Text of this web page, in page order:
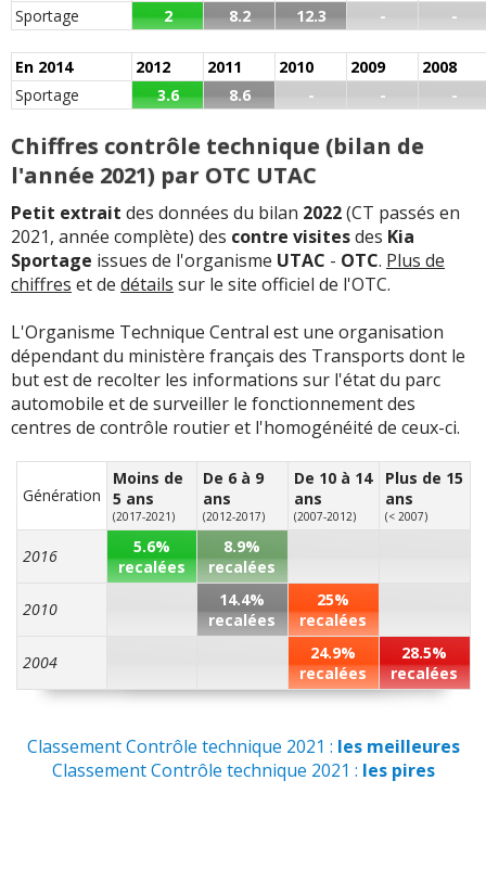
Sportage
2 8.2 12.3 - -
En 2014 2012 2011 2010 2009
2008
Sportage
3.6 8.6 - - -
Chiffres contrôle technique (bilan de
l'année 2021) par OTC UTAC
Petit extrait des données du bilan 2022(CT passés en
2021, année complète) des contre visitesdes Kia
Sportage issues de l'organisme UTAC - OTC. Plus de
chiffres et de détails sur le site officiel de l'OTC.
L'Organisme Technique Central est une organisation
dépendant du ministère français des Transports dont le
but est de recolter les informations sur l'état du parc
automobile et de surveiller le fonctionnement des
centres de contrôle routier et l'homogénéité de ceux-ci.
Génération
Moins de
5 ans
(2017-2021)
De 6 à 9
ans
(2012-2017)
De 10 à 14
ans
(2007-2012)
Plus de 15
ans
(< 2007)
2016
5.6%
recalées
8.9%
recalées
2010
14.4%
recalées
25%
recalées
2004
24.9%
recalées
28.5%
recalées
Classement Contrôle technique 2021 : les meilleures
Classement Contrôle technique 2021 : les pires